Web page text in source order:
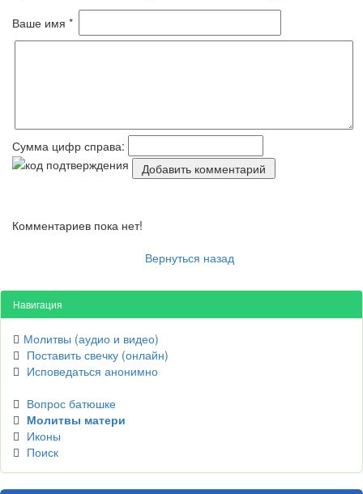
Ваше имя *
Сумма цифр справа:
Комментариев пока нет!
Вернуться назад
Навигация
Молитвы (аудио и видео)
Поставить свечку (онлайн)
Исповедаться анонимно
Вопрос батюшке
Молитвы матери
Иконы
Поиск